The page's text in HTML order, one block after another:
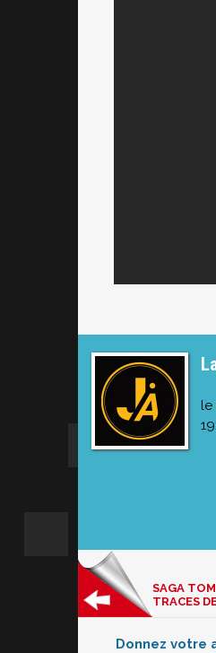
le
SAGA
TRACES
Donnez votre